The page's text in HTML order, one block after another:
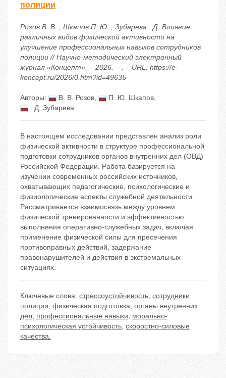
полиции
Розов В. В. , Шкапов П. Ю. , Зубарева . Д. Влияние
различных видов физической активности на
улучшение профессиональных навыков сотрудников
полиции // Научно-методический электронный
журнал «Концепт». – 2026. – . – URL: https://e-
koncept.ru/2026/0.htm?id=49635
Авторы: В. В. Розов, П. Ю. Шкапов,
. Д. Зубарева
В настоящем исследовании представлен анализ роли
физической активности в структуре профессиональной
подготовки сотрудников органов внутренних дел (ОВД)
Российской Федерации. Работа базируется на
изучении современных российских источников,
охватывающих педагогические, психологические и
физиологические аспекты служебной деятельности.
Рассматривается взаимосвязь между уровнем
физической тренированности и эффективностью
выполнения оперативно-служебных задач, включая
применение физической силы для пресечения
противоправных действий, задержание
правонарушителей и действия в экстремальных
ситуациях.
Ключевые слова: стрессоустойчивость, сотрудники
полиции, физическая подготовка, органы внутренних
дел, профессиональные навыки, морально-
психологическая устойчивость, скоростно-силовые
качества.